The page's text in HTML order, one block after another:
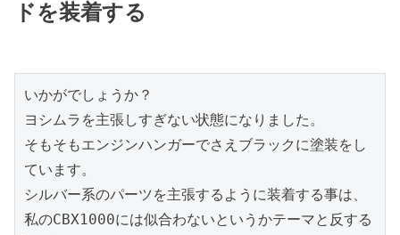
ドを装着する
いかがでしょうか？
ヨシムラを主張しすぎない状態になりました。
そもそもエンジンハンガーでさえブラックに塗装をし
ています。
シルバー系のパーツを主張するように装着する事は、
私のCBX1000には似合わないというかテーマと反する